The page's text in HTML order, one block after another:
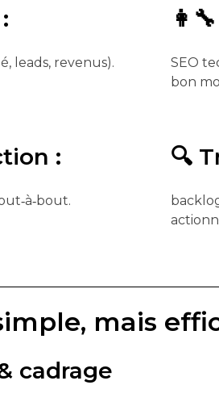
:
leads, revenus).
👩‍🔧
SEO
bon
: 🔍
mais
cadrage